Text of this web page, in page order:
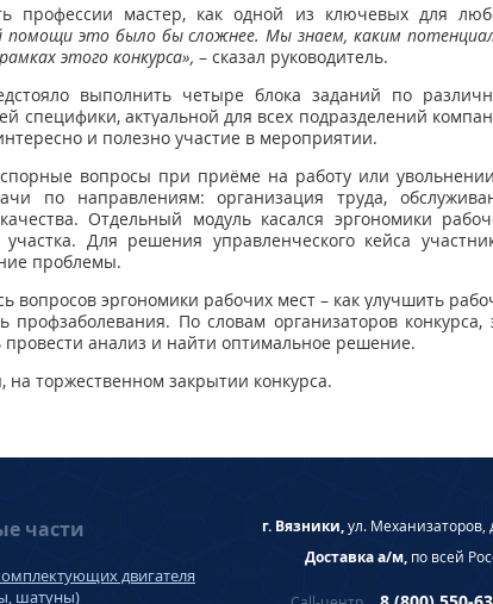
профессии мастер, как одной из ключевых для
помощи это было бы сложнее. Мы знаем, каким
этого конкурса», – сказал руководитель.
выполнить четыре блока заданий по
специфики, актуальной для всех подразделений
и полезно участие в мероприятии.
вопросы при приёме на работу или
по направлениям: организация труда,
Отдельный модуль касался эргономики
Для решения управленческого кейса
проблемы.
вопросов эргономики рабочих мест – как улучшить
По словам организаторов конкурса,
провести анализ и найти оптимальное решение.
торжественном закрытии конкурса.
части
двигателя
шатуны)
г. Вязники,ул. Механизаторов,
Доставка а/м, по всей